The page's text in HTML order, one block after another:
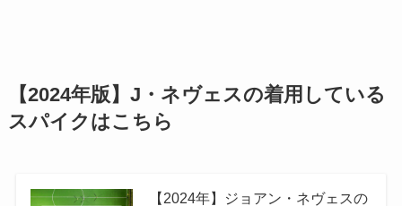
【2024年版】J・ネヴェスの着用している
スパイクはこちら
【2024年】ジョアン・ネヴェスの